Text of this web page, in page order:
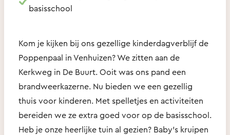
basisschool
Kom je kijken bij ons gezellige kinderdagverblijf de
Poppenpaal in Venhuizen? We zitten aan de
Kerkweg in De Buurt. Ooit was ons pand een
brandweerkazerne. Nu bieden we een gezellig
thuis voor kinderen. Met spelletjes en activiteiten
bereiden we ze extra goed voor op de basisschool.
Heb je onze heerlijke tuin al gezien? Baby’s kruipen